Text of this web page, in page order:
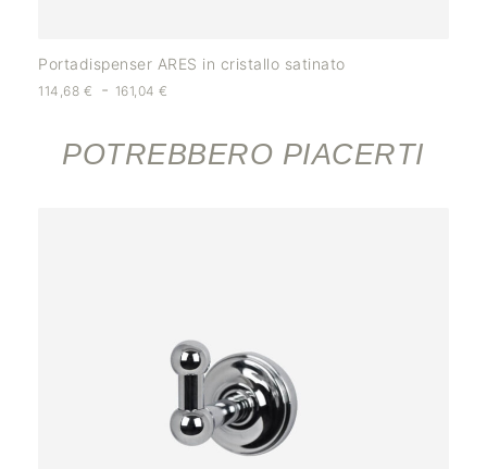
Portadispenser ARES in cristallo satinato
114,68 € - 161,04€
POTREBBERO PIACERTI